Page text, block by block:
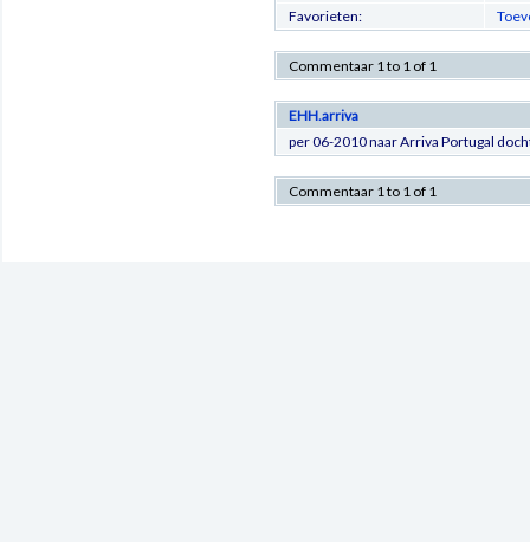
Favorieten:
Commentaar 1 to 1 of 1
EHH.arriva
per 06-2010 naar Arriva Portugal
Commentaar 1 to 1 of 1